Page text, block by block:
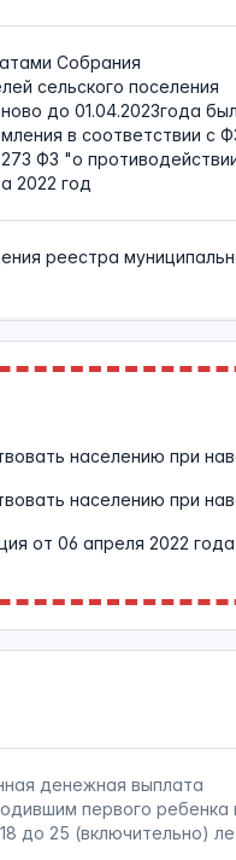
Собрания
сельского поселения
до 01.04.2023года
в соответствии с
ФЗ "о
2022 год
реестра
населению при
населению при
от 06 апреля 2022 года
денежная выплата
первого ребенка
до 25 (включительно)